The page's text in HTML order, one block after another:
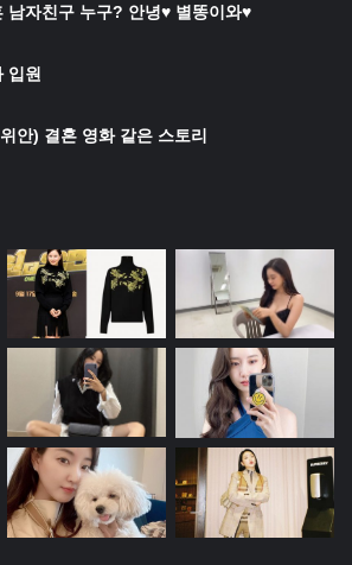
남자친구 누구? 안녕♥ 별똥이와♥
입원
안) 결혼 영화 같은 스토리